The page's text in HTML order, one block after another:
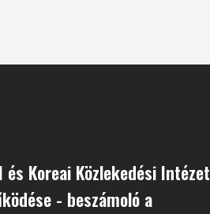
és Koreai Közlekedési Intézet
- beszámoló a